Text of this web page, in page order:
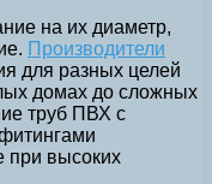
на их диаметр,
Производители
для разных целей
домах до сложных
труб ПВХ с
при высоких